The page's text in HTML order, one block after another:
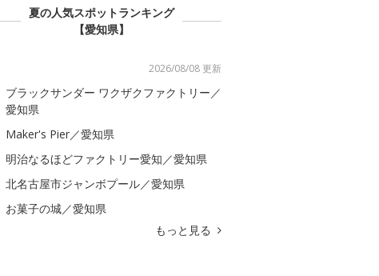
夏の人気スポットランキング
【愛知県】
2026/08/08 更新
ブラックサンダー ワクザクファクトリー／
愛知県
Maker's Pier／愛知県
明治なるほどファクトリー愛知／愛知県
北名古屋市ジャンボプール／愛知県
お菓子の城／愛知県
もっと見る